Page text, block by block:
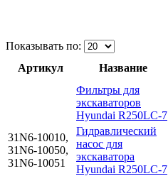
Показывать по:
Артикул
Название
Фильтры для
экскаваторов
Hyundai R250LC-7
31N6-10010,
31N6-10050,
31N6-10051
Гидравлический
насос для
экскаватора
Hyundai R250LC-7